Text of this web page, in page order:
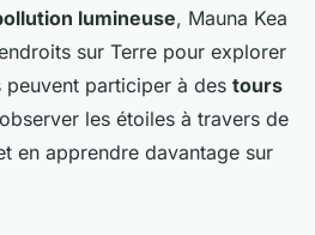
lumineuse, Mauna Kea
sur Terre pour explorer
participer à des tours
les étoiles à travers de
en apprendre davantage sur